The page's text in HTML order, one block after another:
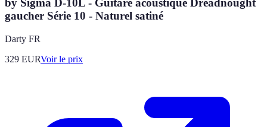
by Sigma D-10L - Guitare acoustique Dreadnought
gaucher Série 10 - Naturel satiné
Darty FR
329 EURVoir le prix